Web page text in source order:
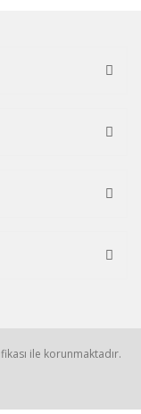
ile korunmaktadır.